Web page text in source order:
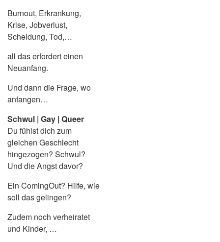
Burnout, Erkrankung,
Krise, Jobverlust,
Scheidung, Tod,…
all das erfordert einen
Neuanfang.
Und dann die Frage, wo
anfangen…
Schwul | Gay | Queer
Du fühlst dich zum
gleichen Geschlecht
hingezogen? Schwul?
Und die Angst davor?
Ein ComingOut? Hilfe, wie
soll das gelingen?
Zudem noch verheiratet
und Kinder, …